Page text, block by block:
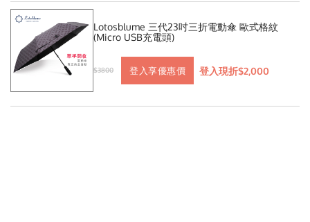
Lotosblume 三代23吋三折電動傘 歐式格紋
(Micro USB充電頭)
$3800 登入享優惠價 登入現折$2,000